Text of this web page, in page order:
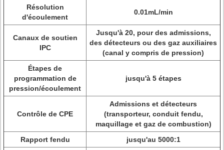
Résolution
d'écoulement
0.01mL/min
Canaux de soutien
IPC
Jusqu'à 20, pour des admissions,
des détecteurs ou des gaz auxiliaires
(canal y compris de pression)
Étapes de
programmation de
pression/écoulement
jusqu'à 5 étapes
Contrôle de CPE
Admissions et détecteurs
(transporteur, conduit fendu,
maquillage et gaz de combustion)
Rapport fendu
jusqu'au 5000:1